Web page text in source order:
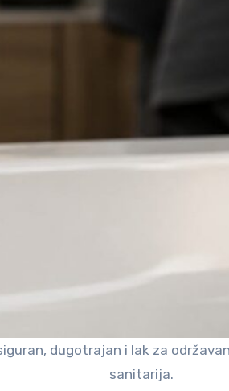
dugotrajan i lak za
sanitarija.